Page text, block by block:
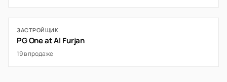
ЗАСТРОЙЩИК
PG One at Al Furjan
19 в продаже